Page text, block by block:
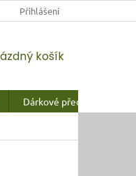
Přihlášení
košík
Dárkové předměty a